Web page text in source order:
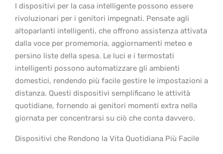
I dispositivi per la casa intelligente possono essere
rivoluzionari per i genitori impegnati. Pensate agli
altoparlanti intelligenti, che offrono assistenza attivata
dalla voce per promemoria, aggiornamenti meteo e
persino liste della spesa. Le luci e i termostati
intelligenti possono automatizzare gli ambienti
domestici, rendendo più facile gestire le impostazioni a
distanza. Questi dispositivi semplificano le attività
quotidiane, fornendo ai genitori momenti extra nella
giornata per concentrarsi su ciò che conta davvero.
Dispositivi che Rendono la Vita Quotidiana Più Facile